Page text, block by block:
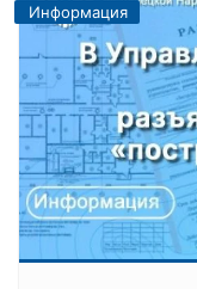
Информация